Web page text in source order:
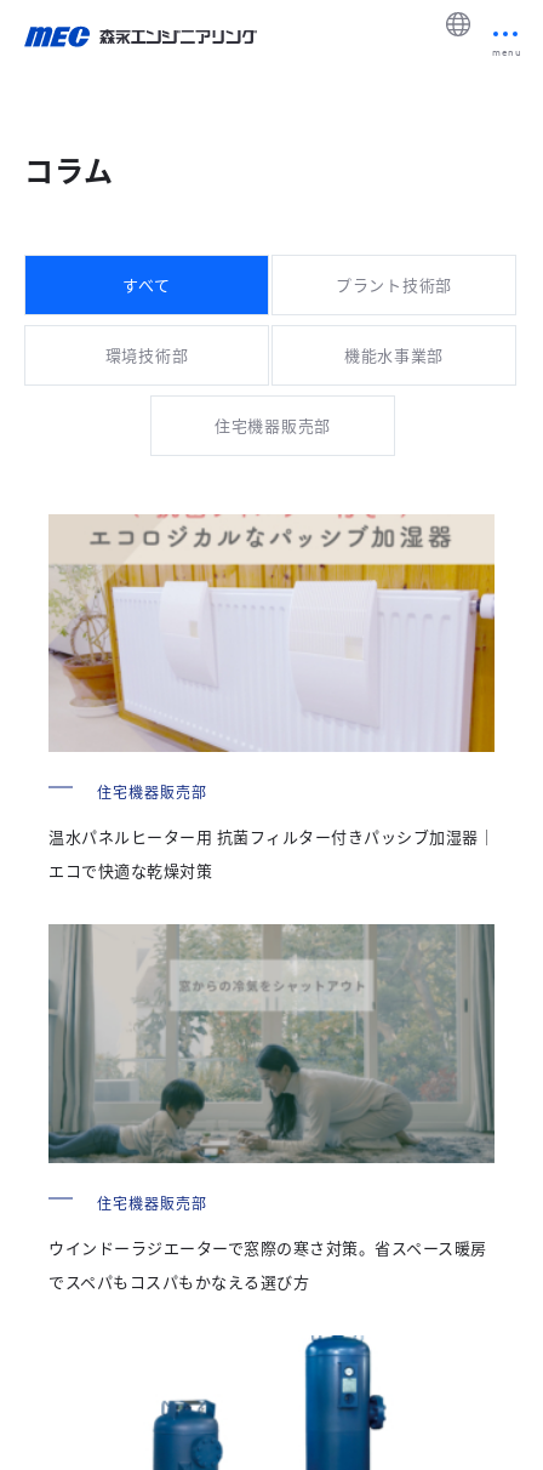
コラム
すべて プラント技術部
環境技術部 機能水事業部
住宅機器販売部
住宅機器販売部
温水パネルヒーター用 抗菌フィルター付きパッシブ加湿器｜
エコで快適な乾燥対策
住宅機器販売部
ウインドーラジエーターで窓際の寒さ対策。省スペース暖房
でスペパもコスパもかなえる選び方
menu